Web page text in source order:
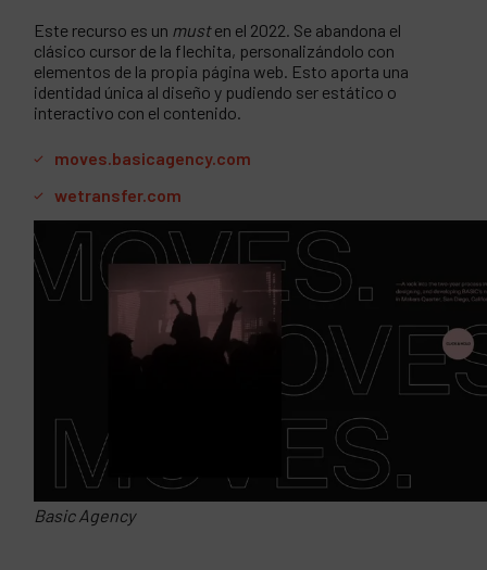
Este recurso es un musten el 2022. Se abandona el
clásico cursor de la flechita, personalizándolo con
elementos de la propia página web. Esto aporta una
identidad única al diseño y pudiendo ser estático o
interactivo con el contenido.
moves.basicagency.com
wetransfer.com
Basic Agency